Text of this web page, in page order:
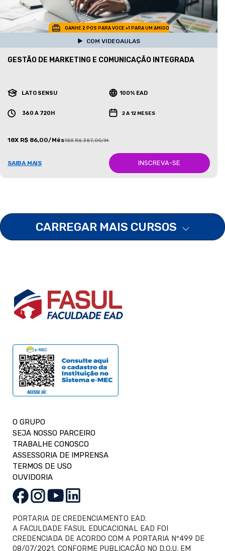
GANHE 2 POS PARA VOCE +1 PARA UM AMIGO
COM VIDEOAULAS
GESTÃO DE MARKETING E COMUNICAÇÃO INTEGRADA
LATO SENSU 100% EAD
360 A 720H 2 A 12 MESES
18X R$ 86,00/Mês18X R$ 387,00/Mês
SAIBA MAIS INSCREVA-SE
CARREGAR MAIS CURSOS
O GRUPO
SEJA NOSSO PARCEIRO
TRABALHE CONOSCO
ASSESSORIA DE IMPRENSA
TERMOS DE USO
OUVIDORIA
PORTARIA DE CREDENCIAMENTO EAD:
A FACULDADE FASUL EDUCACIONAL EAD FOI
CREDENCIADA DE ACORDO COM A PORTARIA Nº499 DE
08/07/2021, CONFORME PUBLICAÇÃO NO D.O.U. EM